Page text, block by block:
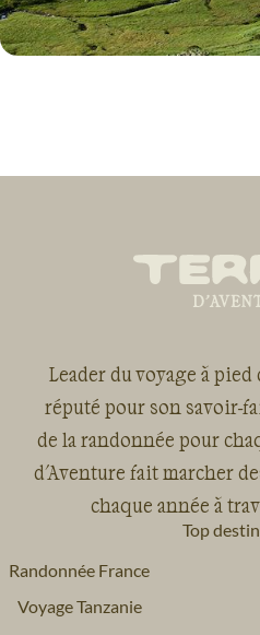
Leader du voyage à
réputé pour son savoir-
de la randonnée pour
d'Aventure fait marcher
chaque année à
Top
Randonnée France
Voyage Tanzanie